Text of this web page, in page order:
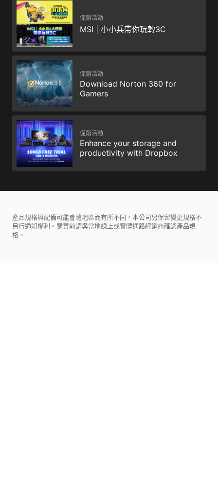
促銷活動
MSI | 小小兵帶你玩轉3C
促銷活動
Download Norton 360 for
Gamers
促銷活動
Enhance your storage and
productivity with Dropbox
產品規格與配備可能會隨地區而有所不同，本公司另保留變更規格不
另行通知權利。購買前請與當地線上或實體通路經銷商確認產品規
格。